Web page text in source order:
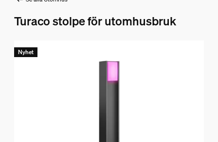
Turaco stolpe för utomhusbruk
Nyhet